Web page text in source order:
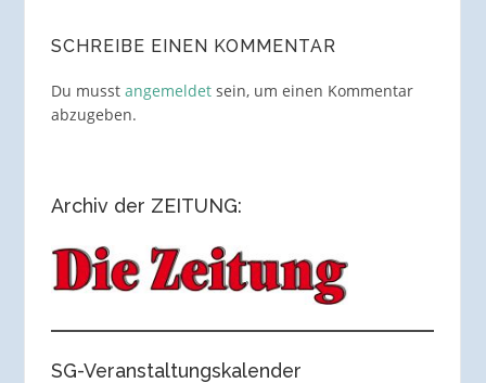
SCHREIBE EINEN KOMMENTAR
Du musst angemeldetsein, um einen Kommentar
abzugeben.
Archiv der ZEITUNG:
SG-Veranstaltungskalender